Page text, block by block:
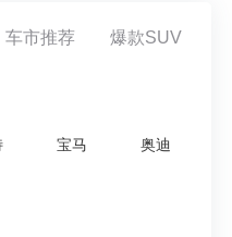
车市推荐 爆款SUV
宝马 奥迪